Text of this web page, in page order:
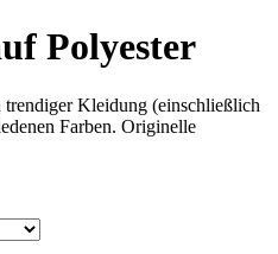
Polyester
Kleidung (einschließlich
Farben. Originelle